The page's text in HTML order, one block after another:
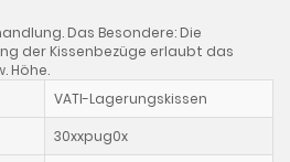
Das Besondere: Die
der Kissenbezüge erlaubt das
Höhe.
VATI-Lagerungskissen
30xxpug0x